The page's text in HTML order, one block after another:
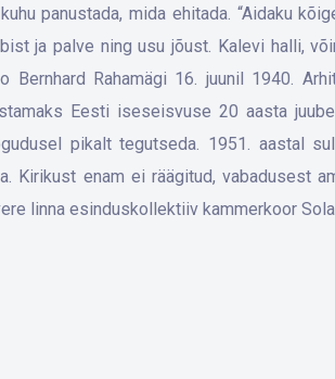
panustada, mida ehitada. “Aidaku
ja palve ning usu jõust. Kalevi halli,
Bernhard Rahamägi 16. juunil 1940.
Eesti iseseisvuse 20 aasta
pikalt tegutseda. 1951. aastal
Kirikust enam ei räägitud, vabadusest
linna esinduskollektiiv kammerkoor